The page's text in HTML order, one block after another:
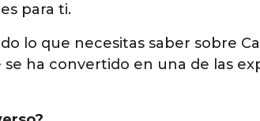
para ti.
lo que necesitas saber sobre
ha convertido en una de las